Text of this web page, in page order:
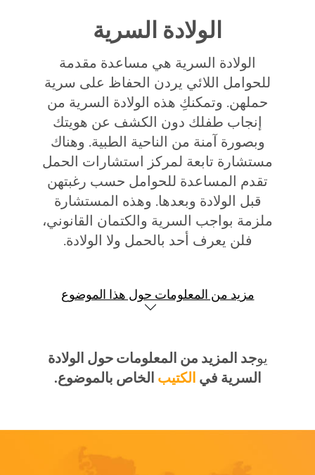
الولادة السرية
الولادة السرية هي مساعدة مقدمة
للحوامل اللائي يردن الحفاظ على سرية
حملهن. وتمكنكِ هذه الولادة السرية من
إنجاب طفلك دون الكشف عن هويتك
وبصورة آمنة من الناحية الطبية. وهناك
مستشارة تابعة لمركز استشارات الحمل
تقدم المساعدة للحوامل حسب رغبتهن
قبل الولادة وبعدها. وهذه المستشارة
ملزمة بواجب السرية والكتمان القانوني،
فلن يعرف أحد بالحمل ولا الولادة.
مزيد من المعلومات حول هذا الموضوع
يوجد المزيد من المعلومات حول الولادة
السرية في الكتيب الخاص بالموضوع.